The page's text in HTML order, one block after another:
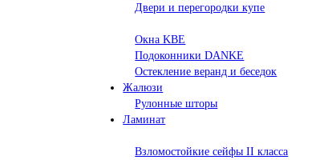
Двери и перегородки купе
Окна KBE
Подоконники DANKE
Остекление веранд и беседок
Жалюзи
Рулонные шторы
Ламинат
Взломостойкие сейфы II класса